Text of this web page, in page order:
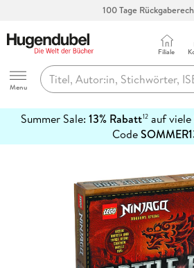
Hugendubel
Menu
Filiale
Summer Sale: 13% Rabatt12auf viele
Code
erfahren